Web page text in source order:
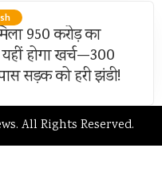
950 करोड़ का
होगा खर्च—300
सड़क को हरी झंडी!
All Rights Reserved.